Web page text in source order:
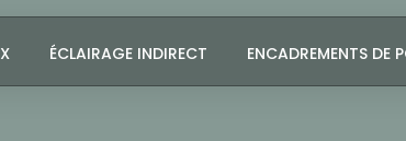
ÉCLAIRAGE INDIRECT ENCADREMENTS DE